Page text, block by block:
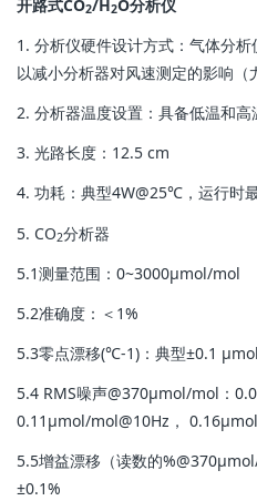
开路式CO2/H 2O分析仪
1. 分析仪硬件设计方式：气体分析
以减小分析器对风速测定的影响（
2. 分析器温度设置：具备低温和
3. 光路长度：12.5 cm
4. 功耗：典型4W@25℃，运行时
5. CO2分析器
5.1测量范围：0~3000μmol/mol
5.2准确度：＜1%
5.3零点漂移(℃-1)：典型±0.1
5.4 RMS噪声@370μmol/mol：
0.11μmol/mol@10Hz，
5.5增益漂移（读数的
±0.1%